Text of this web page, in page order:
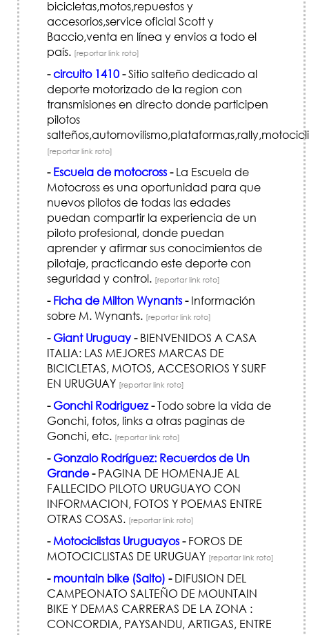
bicicletas,motos,repuestos y
accesorios,service oficial Scott y
Baccio,venta en línea y envios a todo el
país. [reportar link roto]
-circuito 1410-Sitio salteño dedicado al
deporte motorizado de la region con
transmisiones en directo donde participen
pilotos
[reportar link roto]
- Escuela de motocross-La Escuela de
Motocross es una oportunidad para que
nuevos pilotos de todas las edades
puedan compartir la experiencia de un
piloto profesional, donde puedan
aprender y afirmar sus conocimientos de
pilotaje, practicando este deporte con
seguridad y control. [reportar link roto]
- Ficha de Milton Wynants-Información
sobre M. Wynants. [reportar link roto]
- Giant Uruguay-BIENVENIDOS A CASA
ITALIA: LAS MEJORES MARCAS DE
BICICLETAS, MOTOS, ACCESORIOS Y SURF
EN URUGUAY [reportar link roto]
- Gonchi Rodriguez-Todo sobre la vida de
Gonchi, fotos, links a otras paginas de
Gonchi, etc. [reportar link roto]
- Gonzalo Rodríguez: Recuerdos de Un
Grande-PAGINA DE HOMENAJE AL
FALLECIDO PILOTO URUGUAYO CON
INFORMACION, FOTOS Y POEMAS ENTRE
OTRAS COSAS. [reportar link roto]
- Motociclistas Uruguayos-FOROS DE
MOTOCICLISTAS DE URUGUAY [reportar link roto]
- mountain bike (Salto) -DIFUSION DEL
CAMPEONATO SALTEÑO DE MOUNTAIN
BIKE Y DEMAS CARRERAS DE LA ZONA :
CONCORDIA, PAYSANDU, ARTIGAS, ENTRE